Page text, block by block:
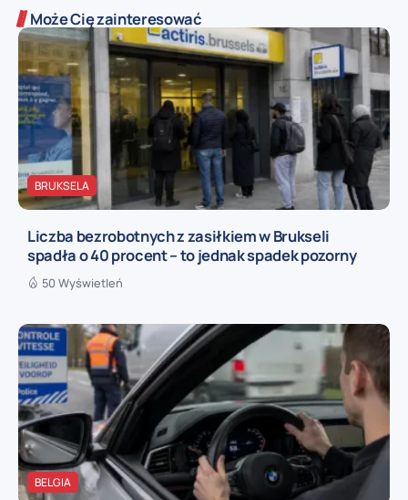
Może Cię zainteresować
BRUKSELA
Liczba bezrobotnych z zasiłkiem w Brukseli
spadła o 40 procent – to jednak spadek pozorny
50 Wyświetleń
BELGIA